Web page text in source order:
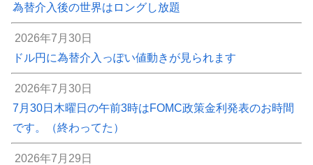
為替介入後の世界はロングし放題
2026年7月30日
ドル円に為替介入っぽい値動きが見られます
2026年7月30日
7月30日木曜日の午前3時はFOMC政策金利発表のお時間
です。（終わってた）
2026年7月29日